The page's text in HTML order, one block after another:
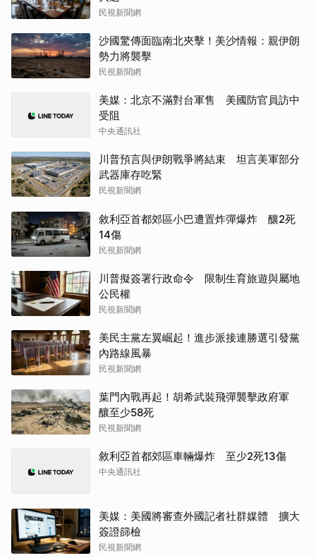
民視新聞網
沙國驚傳面臨南北夾擊！美沙情報：親伊朗
勢力將襲擊
民視新聞網
美媒：北京不滿對台軍售 美國防官員訪中
受阻
中央通訊社
川普預言與伊朗戰爭將結束 坦言美軍部分
武器庫存吃緊
民視新聞網
敘利亞首都郊區小巴遭置炸彈爆炸 釀2死
14傷
民視新聞網
川普擬簽署行政命令 限制生育旅遊與屬地
公民權
民視新聞網
美民主黨左翼崛起！進步派接連勝選引發黨
內路線風暴
民視新聞網
葉門內戰再起！胡希武裝飛彈襲擊政府軍
釀至少58死
民視新聞網
敘利亞首都郊區車輛爆炸 至少2死13傷
中央通訊社
美媒：美國將審查外國記者社群媒體 擴大
簽證篩檢
民視新聞網